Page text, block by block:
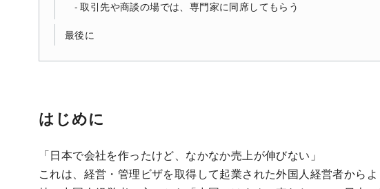
取引先や商談の場では、専門家に同席してもらう
最後に
はじめに
「日本で会社を作ったけど、なかなか売上が伸びない」
これは、経営・管理ビザを取得して起業された外国人経営者からよ